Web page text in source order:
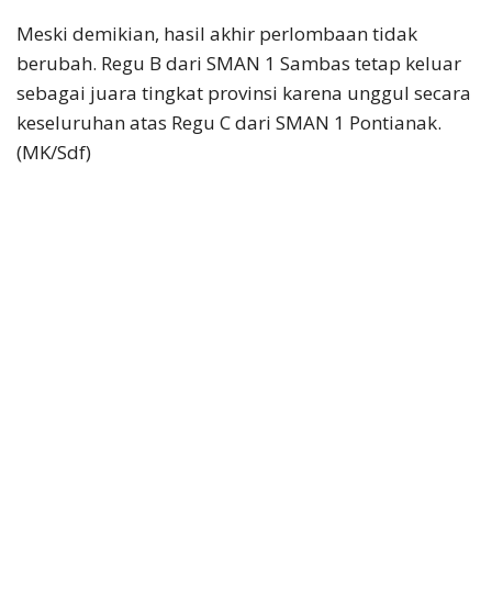
Meski demikian, hasil akhir perlombaan tidak
berubah. Regu B dari SMAN 1 Sambas tetap keluar
sebagai juara tingkat provinsi karena unggul secara
keseluruhan atas Regu C dari SMAN 1 Pontianak.
(MK/Sdf)